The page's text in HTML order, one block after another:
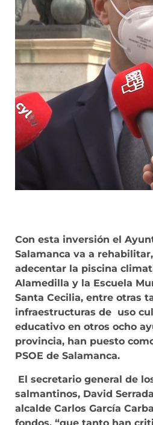
Con esta inversión el
Salamanca va a
adecentar la piscina
Alamedilla y la Escuela
Santa Cecilia, entre otras
infraestructuras de uso
educativo en otros ocho
provincia, han puesto
PSOE de Salamanca.
El secretario general de
salmantinos, David
alcalde Carlos García